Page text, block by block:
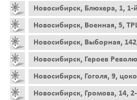
Новосибирск, Блюхера, 1, 1-
Новосибирск, Военная, 5,
Новосибирск, Выборная,
Новосибирск, Героев
Новосибирск, Гоголя, 9,
Новосибирск, Громова, 14,